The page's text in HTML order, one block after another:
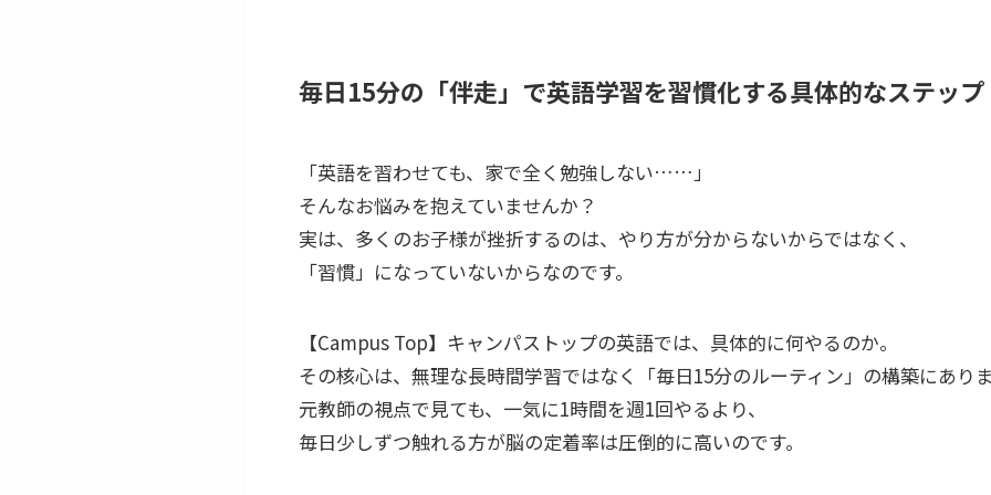
毎日15分の「伴走」で英語学習を習慣化する具体的なステップ
「英語を習わせても、家で全く勉強しない……」
そんなお悩みを抱えていませんか？
実は、多くのお子様が挫折するのは、やり方が分からないからではなく、
「習慣」になっていないからなのです。
【Campus Top】キャンパストップの英語では、具体的に何やるのか。
その核心は、無理な長時間学習ではなく「毎日15分のルーティン」の構築にあり
元教師の視点で見ても、一気に1時間を週1回やるより、
毎日少しずつ触れる方が脳の定着率は圧倒的に高いのです。